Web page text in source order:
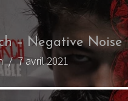
– Negative Noise
/ 7 avril 2021